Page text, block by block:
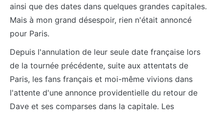
ainsi que des dates dans quelques grandes capitales.
Mais à mon grand désespoir, rien n'était annoncé
pour Paris.
Depuis l'annulation de leur seule date française lors
de la tournée précédente, suite aux attentats de
Paris, les fans français et moi-même vivions dans
l'attente d'une annonce providentielle du retour de
Dave et ses comparses dans la capitale. Les